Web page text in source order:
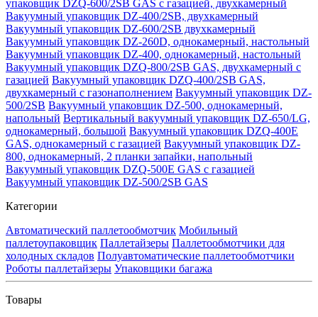
упаковщик DZQ-600/2SB GAS с газацией, двухкамерный
Вакуумный упаковщик DZ-400/2SB, двухкамерный
Вакуумный упаковщик DZ-600/2SB двухкамерный
Вакуумный упаковщик DZ-260D, однокамерный, настольный
Вакуумный упаковщик DZ-400, однокамерный, настольный
Вакуумный упаковщик DZQ-800/2SB GAS, двухкамерный с
газацией Вакуумный упаковщик DZQ-400/2SB GAS,
двухкамерный с газонаполнением Вакуумный упаковщик DZ-
500/2SB Вакуумный упаковщик DZ-500, однокамерный,
напольный Вертикальный вакуумный упаковщик DZ-650/LG,
однокамерный, большой Вакуумный упаковщик DZQ-400E
GAS, однокамерный с газацией Вакуумный упаковщик DZ-
800, однокамерный, 2 планки запайки, напольный
Вакуумный упаковщик DZQ-500E GAS с газацией
Вакуумный упаковщик DZ-500/2SB GAS
Категории
Автоматический паллетообмотчик Мобильный
паллетоупаковщик Паллетайзеры Паллетообмотчики для
холодных складов Полуавтоматические паллетообмотчики
Роботы паллетайзеры Упаковщики багажа
Товары